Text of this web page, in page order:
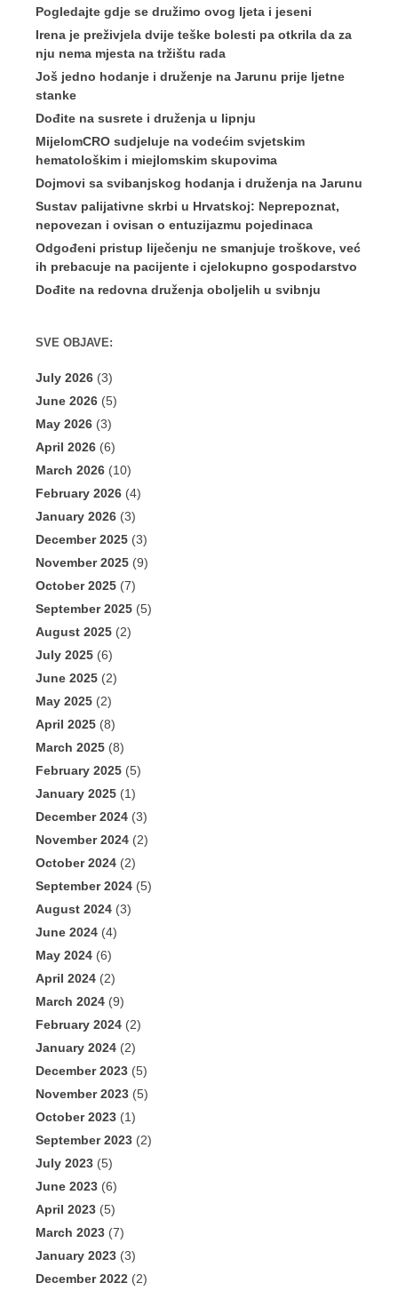
Pogledajte gdje se družimo ovog ljeta i jeseni
Irena je preživjela dvije teške bolesti pa otkrila da za
nju nema mjesta na tržištu rada
Još jedno hodanje i druženje na Jarunu prije ljetne
stanke
Dođite na susrete i druženja u lipnju
MijelomCRO sudjeluje na vodećim svjetskim
hematološkim i miejlomskim skupovima
Dojmovi sa svibanjskog hodanja i druženja na Jarunu
Sustav palijativne skrbi u Hrvatskoj: Neprepoznat,
nepovezan i ovisan o entuzijazmu pojedinaca
Odgođeni pristup liječenju ne smanjuje troškove, već
ih prebacuje na pacijente i cjelokupno gospodarstvo
Dođite na redovna druženja oboljelih u svibnju
SVE OBJAVE:
July 2026 (3)
June 2026 (5)
May 2026 (3)
April 2026 (6)
March 2026 (10)
February 2026 (4)
January 2026 (3)
December 2025 (3)
November 2025 (9)
October 2025 (7)
September 2025 (5)
August 2025 (2)
July 2025 (6)
June 2025 (2)
May 2025 (2)
April 2025 (8)
March 2025 (8)
February 2025 (5)
January 2025 (1)
December 2024 (3)
November 2024 (2)
October 2024 (2)
September 2024 (5)
August 2024 (3)
June 2024 (4)
May 2024 (6)
April 2024 (2)
March 2024 (9)
February 2024 (2)
January 2024 (2)
December 2023 (5)
November 2023 (5)
October 2023 (1)
September 2023 (2)
July 2023 (5)
June 2023 (6)
April 2023 (5)
March 2023 (7)
January 2023 (3)
December 2022 (2)